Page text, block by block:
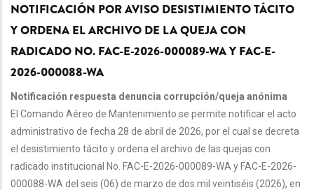
NOTIFICACIÓN POR AVISO DESISTIMIENTO TÁCITO
Y ORDENA EL ARCHIVO DE LA QUEJA CON
RADICADO NO. FAC-E-2026-000089-WA Y FAC-E-
2026-000088-WA
Notificación respuesta denuncia corrupción/queja anónima
El Comando Aéreo de Mantenimiento se permite notificar el acto
administrativo de fecha 28 de abril de 2026, por el cual se decreta
el desistimiento tácito y ordena el archivo de las quejas con
radicado institucional No. FAC-E-2026-000089-WA y FAC-E-2026-
000088-WA del seis (06) de marzo de dos mil veintiséis (2026), en